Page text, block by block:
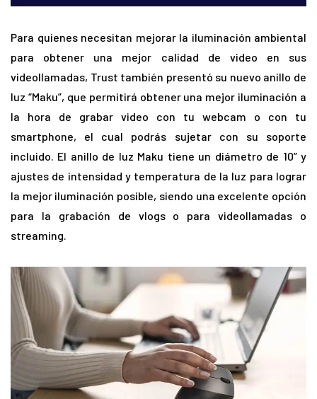
Para quienes necesitan mejorar la iluminación ambiental
para obtener una mejor calidad de video en sus
videollamadas, Trust también presentó su nuevo anillo de
luz “Maku”, que permitirá obtener una mejor iluminación a
la hora de grabar video con tu webcam o con tu
smartphone, el cual podrás sujetar con su soporte
incluido. El anillo de luz Maku tiene un diámetro de 10” y
ajustes de intensidad y temperatura de la luz para lograr
la mejor iluminación posible, siendo una excelente opción
para la grabación de vlogs o para videollamadas o
streaming.